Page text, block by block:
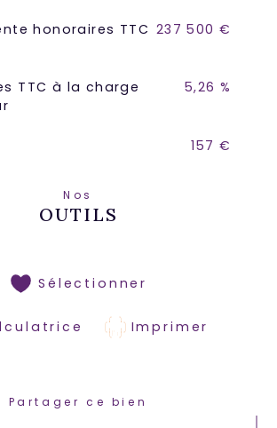
honoraires TTC 237 500 €
TTC à la charge
5,26 %
157 €
Nos
OUTILS
Sélectionner
Imprimer
Partager ce bien